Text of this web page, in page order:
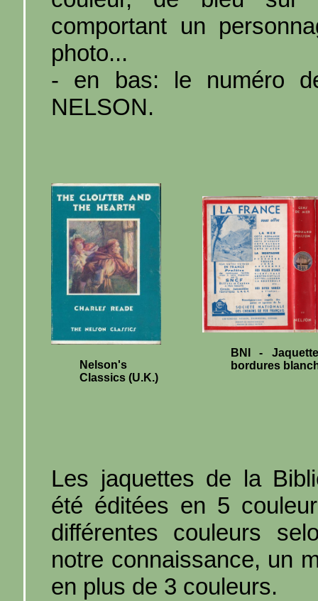
comportant un
photo...
- en bas: le numéro
NELSON.
Nelson's
Classics (U.K.)
BNI -
bordures
Les jaquettes de la
été éditées en 5
différentes couleurs
notre connaissance, un
en plus de 3 couleurs.